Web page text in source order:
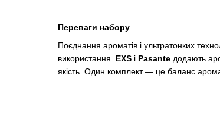
Переваги набору
Поєднання ароматів і ультратонких
використання. EXS і Pasante додають
якість. Один комплект — це баланс